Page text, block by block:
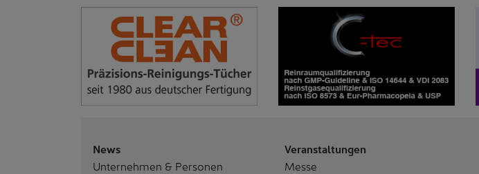
News
Unternehmen & Personen
Veranstaltungen
Messe